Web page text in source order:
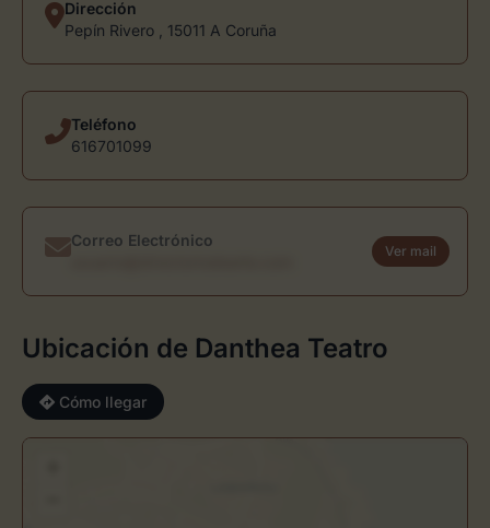
Dirección
Pepín Rivero , 15011 A Coruña
Teléfono
616701099
Correo Electrónico
Ver mail
Ubicación de Danthea Teatro
Cómo llegar